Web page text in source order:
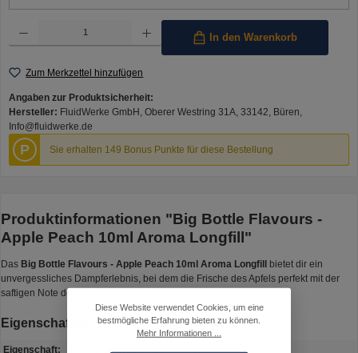
Produkt Anzahl: Gib den gewünschten Wert ein oder benutze die Schaltflächen um die
In den Warenkorb
Zum Merkzettel hinzufügen
Angaben zur Produktsicherheit:
Hersteller: FluidWerke GmbH, Oberer Westring 31A, 33142, Büren,
Info@fluidwerke.de
P Sie erhalten 149 Bonus Punkte für diese Bestellung
Produktinformationen "Big Bottle Flavours -
Apple Peach 10ml Aroma Longfill"
Das Big Bottle Flavours - Apple Peach 10ml Aroma Longfill bietet dir ein
unvergessliches Dampferlebnis, bei dem die Frische des Apfels perfekt mit der
saftigen Note des Pfirsichs verschmilzt.
Eigenschaften
Eigenschaft:
Frucht, Minze / Menthol
Diese Website verwendet Cookies, um eine
bestmögliche Erfahrung bieten zu können.
Mehr Informationen ...